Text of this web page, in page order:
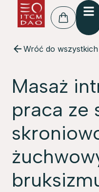
Wróć do
Masaż
praca ze